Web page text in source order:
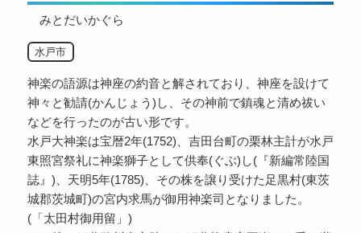
みとだいかぐら
水戸市
神楽の語源は神座の約音と解されており、神座を設けて
神々と勧請(かんじょう)し、その神前で鎮魂と清め祓い
などを行ったのが古い形です。
水戸大神楽は宝暦2年(1752)、吉田台町の栗林主計が水戸
東照宮祭礼に神楽獅子として供奉(ぐぶ)し(『新編常陸国
誌』)、天明5年(1785)、その株を譲り受けた足黒村(東茨
城郡茨城町)の宮内求馬が御用神楽司となりました。
(「太田村御用留」)